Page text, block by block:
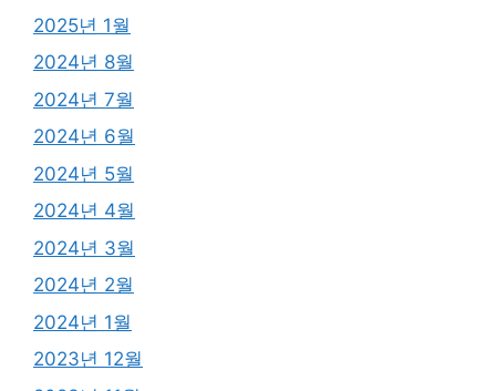
2025년 1월
2024년 8월
2024년 7월
2024년 6월
2024년 5월
2024년 4월
2024년 3월
2024년 2월
2024년 1월
2023년 12월